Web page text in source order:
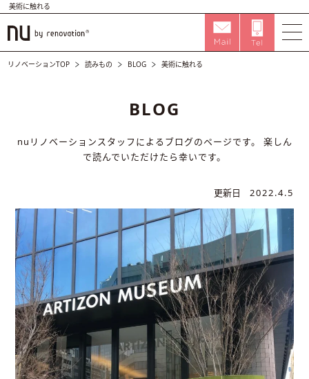
美術に触れる
リノベーションTOP 読みもの BLOG 美術に触れる
BLOG
nuリノベーションスタッフによるブログのページです。
楽しん
で読んでいただけたら幸いです。
更新日 2022.4.5